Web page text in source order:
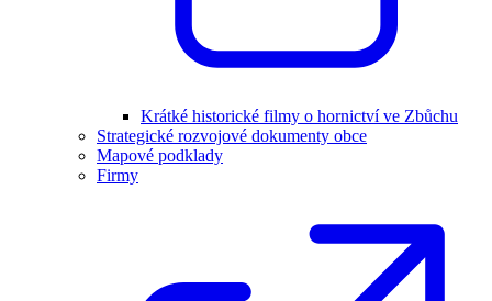
Krátké historické filmy o hornictví ve Zbůchu
Strategické rozvojové dokumenty obce
Mapové podklady
Firmy